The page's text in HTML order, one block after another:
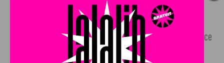
Dijon, capitale française de l’énergie positive
Avec Fontaine d’Ouche, Dijon s’affirme comme une référence
nationale et européenne en matière de